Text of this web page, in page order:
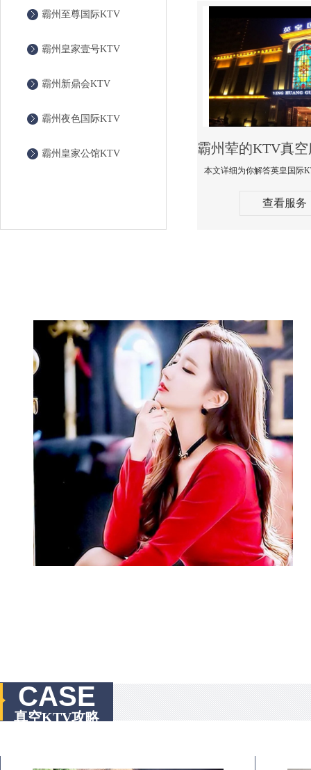
霸州至尊国际KTV
霸州皇家壹号KTV
霸州新鼎会KTV
霸州夜色国际KTV
霸州皇家公馆KTV
查看服务
CASE
真空KTV攻略